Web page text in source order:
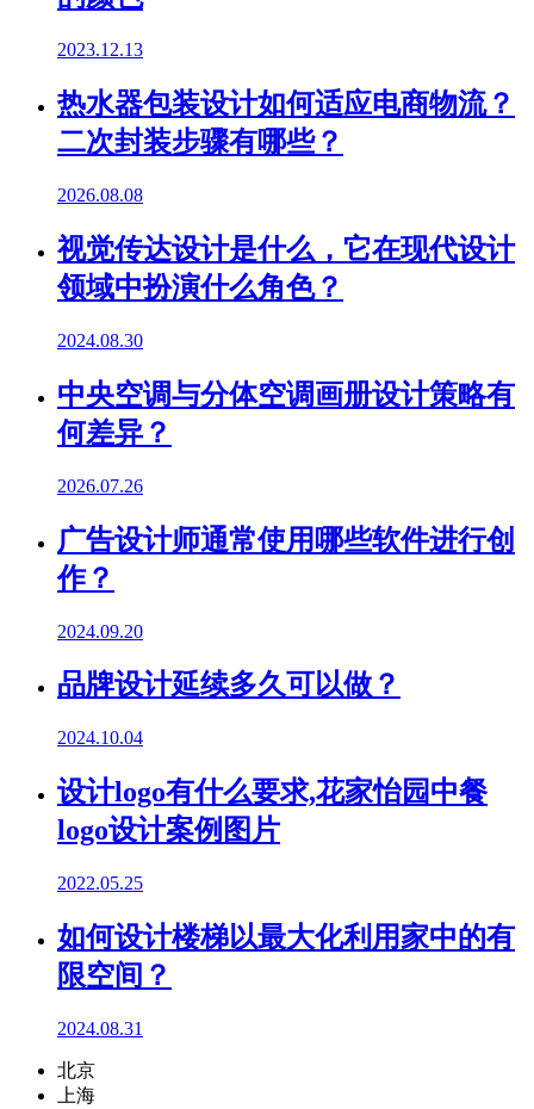
2023.12.13
热水器包装设计如何适应电商物流？
二次封装步骤有哪些？
2026.08.08
视觉传达设计是什么，它在现代设计
领域中扮演什么角色？
2024.08.30
中央空调与分体空调画册设计策略有
何差异？
2026.07.26
广告设计师通常使用哪些软件进行创
作？
2024.09.20
品牌设计延续多久可以做？
2024.10.04
设计logo有什么要求,花家怡园中餐
logo设计案例图片
2022.05.25
如何设计楼梯以最大化利用家中的有
限空间？
2024.08.31
北京
上海